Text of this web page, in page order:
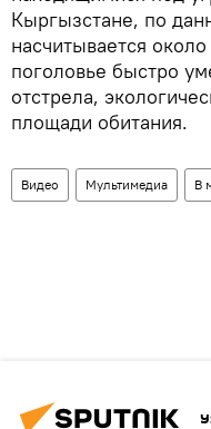
Кыргызстане, по
насчитывается
поголовье быстро
отстрела,
площади обитания.
Видео Мультимедиа В